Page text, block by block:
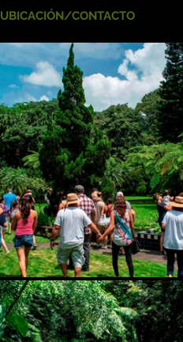
UBICACIÓN/CONTACTO